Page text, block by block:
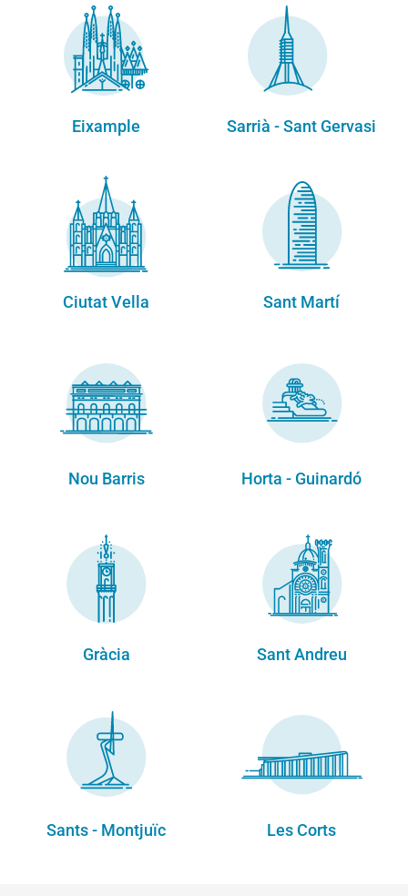
Eixample Sarrià - Sant Gervasi
Ciutat Vella Sant Martí
Nou Barris Horta - Guinardó
Gràcia Sant Andreu
Sants - Montjuïc Les Corts